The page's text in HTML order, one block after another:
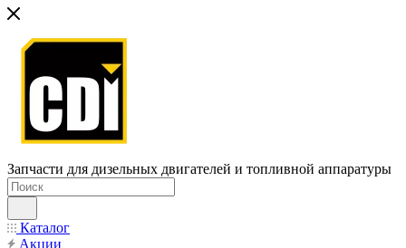
Запчасти для дизельных двигателей и топливной аппаратуры
Каталог
Акции